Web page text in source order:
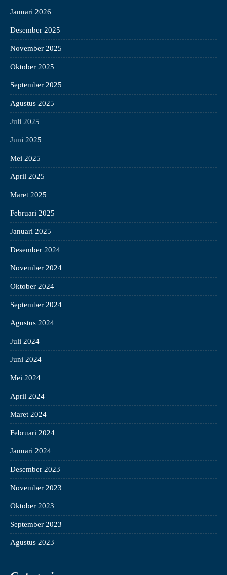
Januari 2026
Desember 2025
November 2025
Oktober 2025
September 2025
Agustus 2025
Juli 2025
Juni 2025
Mei 2025
April 2025
Maret 2025
Februari 2025
Januari 2025
Desember 2024
November 2024
Oktober 2024
September 2024
Agustus 2024
Juli 2024
Juni 2024
Mei 2024
April 2024
Maret 2024
Februari 2024
Januari 2024
Desember 2023
November 2023
Oktober 2023
September 2023
Agustus 2023